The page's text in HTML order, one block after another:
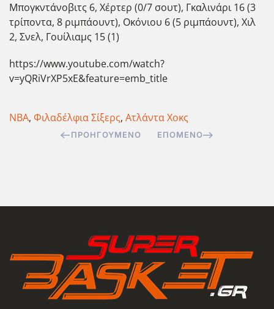
Μπογκντάνοβιτς 6, Χέρτερ (0/7 σουτ), Γκαλινάρι 16 (3
τρίποντα, 8 ριμπάουντ), Οκόνιου 6 (5 ριμπάουντ), Χιλ
2, Σνελ, Γουίλιαμς 15 (1)
https://www.youtube.com/watch?
v=yQRiVrXP5xE&feature=emb_title
ΝΒΑ, Φιλαδέλφια Σίξερς, Ατλάντα Χοκς
ΠΡΟΗΓΟΎΜΕΝΟ ΕΠΌΜΕΝΟ